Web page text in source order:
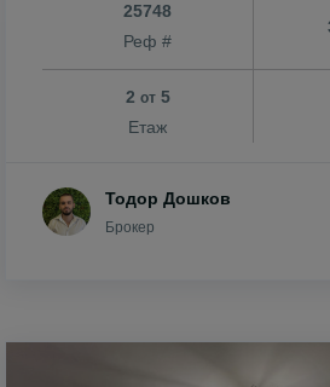
25748
Реф #
2 от5
Етаж
Тодор Дошков
Брокер